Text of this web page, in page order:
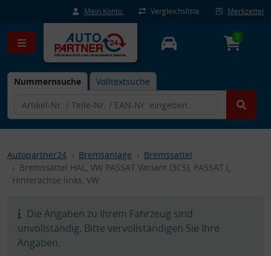
Mein Konto Vergleichsliste Merkzettel
Nummernsuche Volltextsuche
0
Autopartner24 Bremsanlage
Bremssattel
Bremssattel HAL, VW PASSAT Variant (3C5), PASSAT (,
Hinterachse links, VW
Die Angaben zu Ihrem Fahrzeug sind
unvollständig. Bitte vervollständigen Sie Ihre
Angaben.